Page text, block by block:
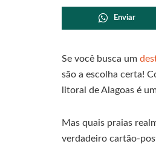
Enviar
Se você busca um
são a escolha certa!
litoral de Alagoas é
Mas quais praias
verdadeiro cartão-